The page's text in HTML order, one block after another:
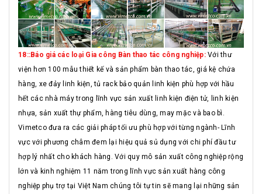
18::Báo giá các loại Gia công Bàn thao tác công nghiệp: Với thư
viện hơn 100 mẫu thiết kế và sản phẩm bàn thao tác, giá kệ chứa
hàng, xe đảy linh kiện, tủ rack bảo quản linh kiện phù hợp với hầu
hết các nhà máy trong lĩnh vực sản xuất linh kiện điện tử, linh kiện
nhựa, sản xuất thự phẩm, hàng tiêu dùng, may mặc và bao bì.
Vimetco đưa ra các giải pháp tối ưu phù hợp với từng ngành- Lĩnh
vực với phương châm đem lại hiệu quả sủ dụng với chi phí đầu tư
hợp lý nhất cho khách hàng. Với quy mô sản xuất công nghiệp rộng
lớn và kinh nghiệm 11 năm trong lĩnh vực sản xuất hàng công
nghiệp phụ trợ tại Việt Nam chúng tôi tự tin sẽ mang lại những sản